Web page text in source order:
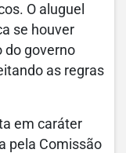
O aluguel
se houver
do governo
as regras
em caráter
pela Comissão